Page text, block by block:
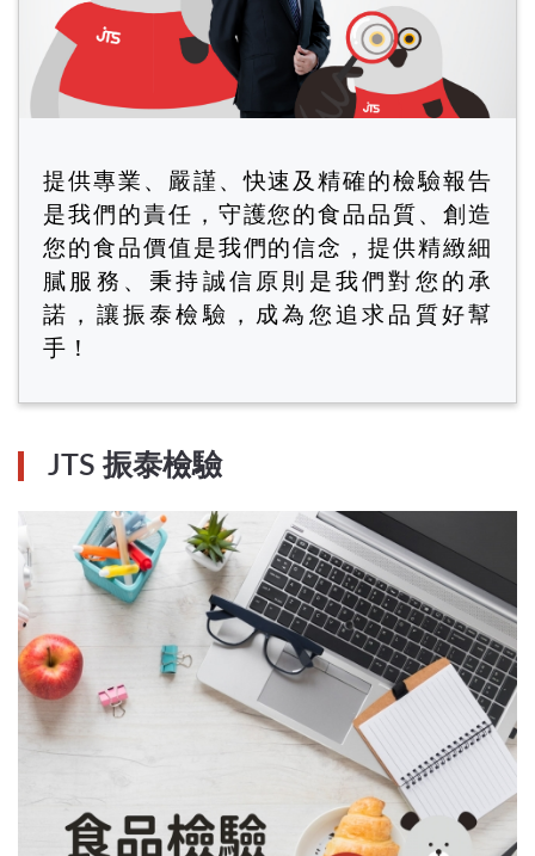
提供專業、嚴謹、快速及精確的檢驗報告
是我們的責任，守護您的食品品質、創造
您的食品價值是我們的信念，提供精緻細
膩服務、秉持誠信原則是我們對您的承
諾，讓振泰檢驗，成為您追求品質好幫
手！
JTS 振泰檢驗